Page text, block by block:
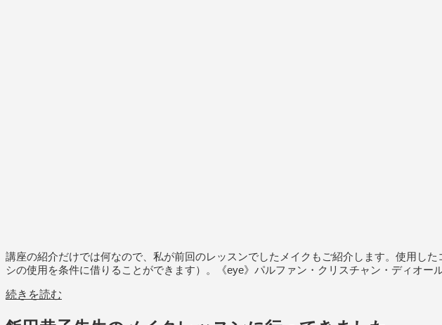
講座の紹介だけでは何なので、私が前回のレッスンでしたメイクもご紹介します。使用し
シの使用を条件に借りることができます）。《eye》パルファン・クリスチャン・ディオー
続きを読む